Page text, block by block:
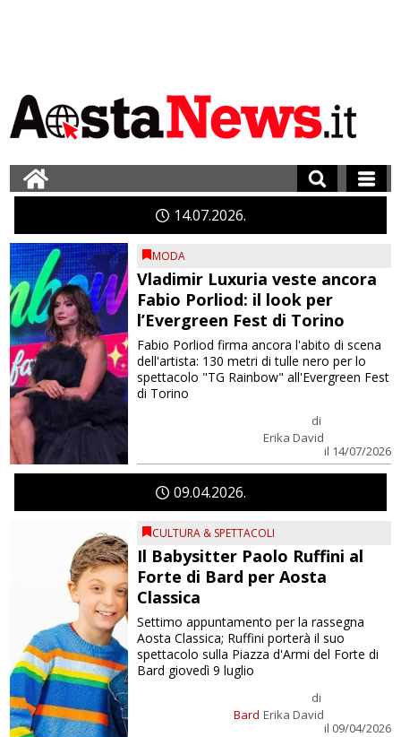
1407 2026
MODA
Vladimir Luxuria veste ancora
Fabio Porliod: il look per
l’Evergreen Fest di Torino
di
Erika David
il 14/07/2026
Fabio Porliod firma ancora l'abito di scena
dell'artista: 130 metri di tulle nero per lo
spettacolo "TG Rainbow" all'Evergreen Fest
di Torino
0904 2026
CULTURA & SPETTACOLI
Il Babysitter Paolo Ruffini al
Forte di Bard per Aosta
Classica
Bard
di
Erika David
il 09/04/2026
Settimo appuntamento per la rassegna
Aosta Classica; Ruffini porterà il suo
spettacolo sulla Piazza d'Armi del Forte di
Bard giovedì 9 luglio